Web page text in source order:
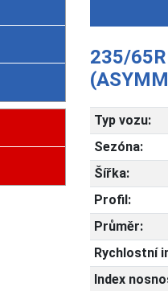
235/
Typ vozu:
Sezóna:
Šířka:
Profil:
Průměr:
Rychlostní
Index